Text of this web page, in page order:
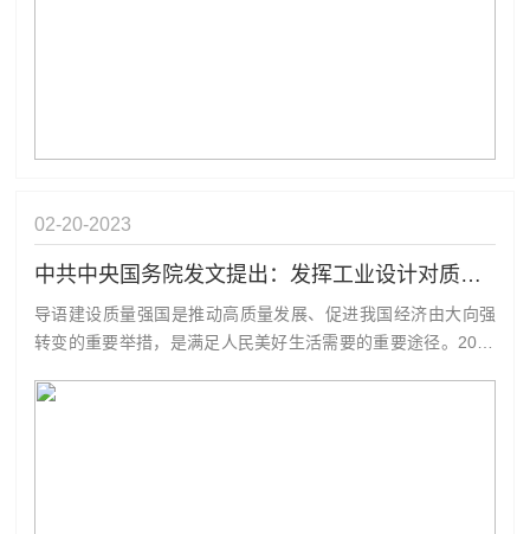
02-20 2023
中共中央国务院发文提出：发挥工业设计对质量提升的牵引作用，推动工业品质量迈向中高端
导语建设质量强国是推动高质量发展、促进我国经济由大向强
转变的重要举措，是满足人民美好生活需要的重要途径。2023
明确提出发挥工业设计对质量提升的牵引作用，强化研发设